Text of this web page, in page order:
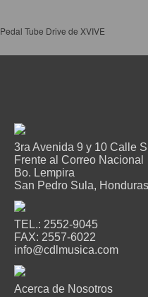
Pedal Tube Drive de XVIVE
3ra Avenida 9 y 10 Calle
Frente al Correo Nacional
Bo. Lempira
San Pedro Sula,
TEL.: 2552-9045
FAX: 2557-6022
info@cdlmusica.com
Acerca de Nosotros